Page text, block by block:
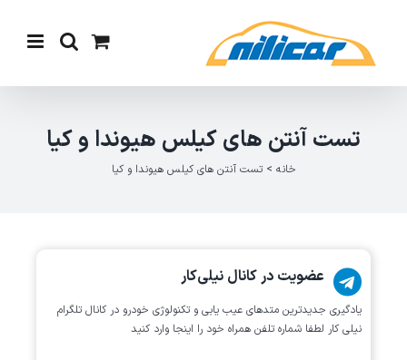
content
تست آنتن های کیلس هیوندا و کیا
خانه >تست آنتن های کیلس هیوندا و کیا
عضویت در کانال نیلی‌کار
یادگیری جدیدترین متد‌های عیب یابی‌ و تکنولوژی خودرو در کانال تلگرام
نیلی کار لطفا شماره تلفن همراه خود را اینجا وارد کنید